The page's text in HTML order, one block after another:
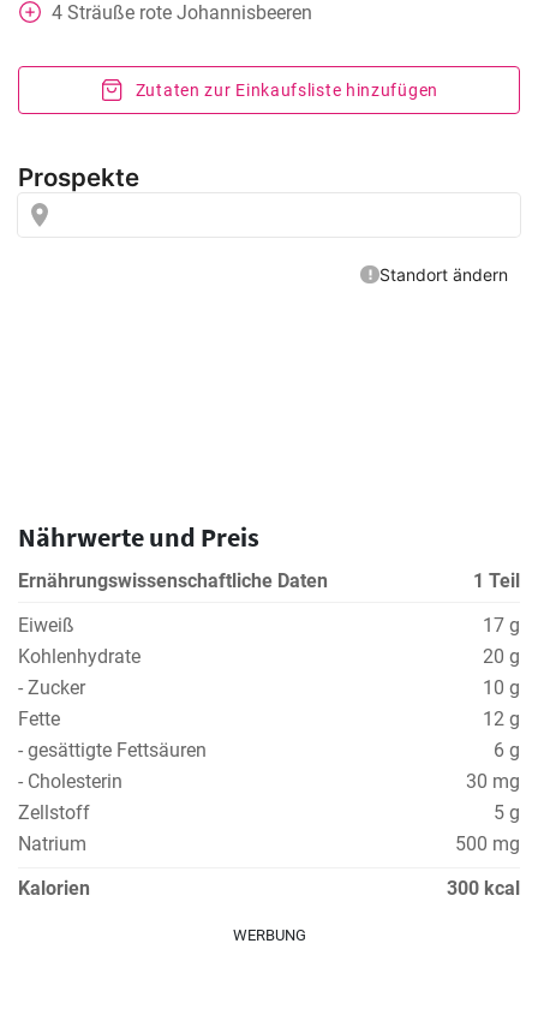
4 Sträuße rote Johannisbeeren
Zutaten zur Einkaufsliste hinzufügen
Nährwerte und Preis
Ernährungswissenschaftliche Daten
1 Teil
Eiweiß
17 g
Kohlenhydrate
20 g
- Zucker
10 g
Fette
12 g
- gesättigte Fettsäuren
6 g
- Cholesterin
30 mg
Zellstoff
5 g
Natrium
500 mg
Kalorien
300 kcal
WERBUNG